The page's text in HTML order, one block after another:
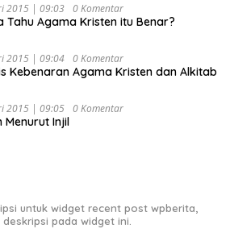
2015 | 09:03 0 Komentar
Tahu Agama Kristen itu Benar?
2015 | 09:04 0 Komentar
Kebenaran Agama Kristen dan Alkitab
2015 | 09:05 0 Komentar
Menurut Injil
untuk widget recent post wpberita,
pada widget ini.